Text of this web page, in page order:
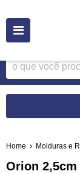
Home Molduras e
Orion